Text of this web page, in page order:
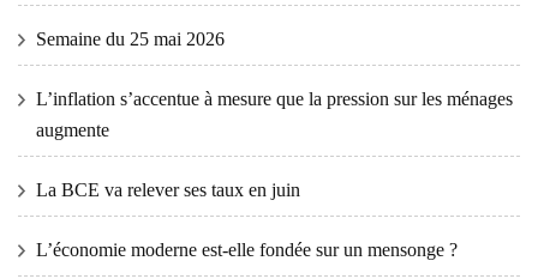
Semaine du 25 mai 2026
L’inflation s’accentue à mesure que la pression sur les ménages
augmente
La BCE va relever ses taux en juin
L’économie moderne est-elle fondée sur un mensonge ?